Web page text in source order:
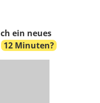
ein neues
12 Minuten?